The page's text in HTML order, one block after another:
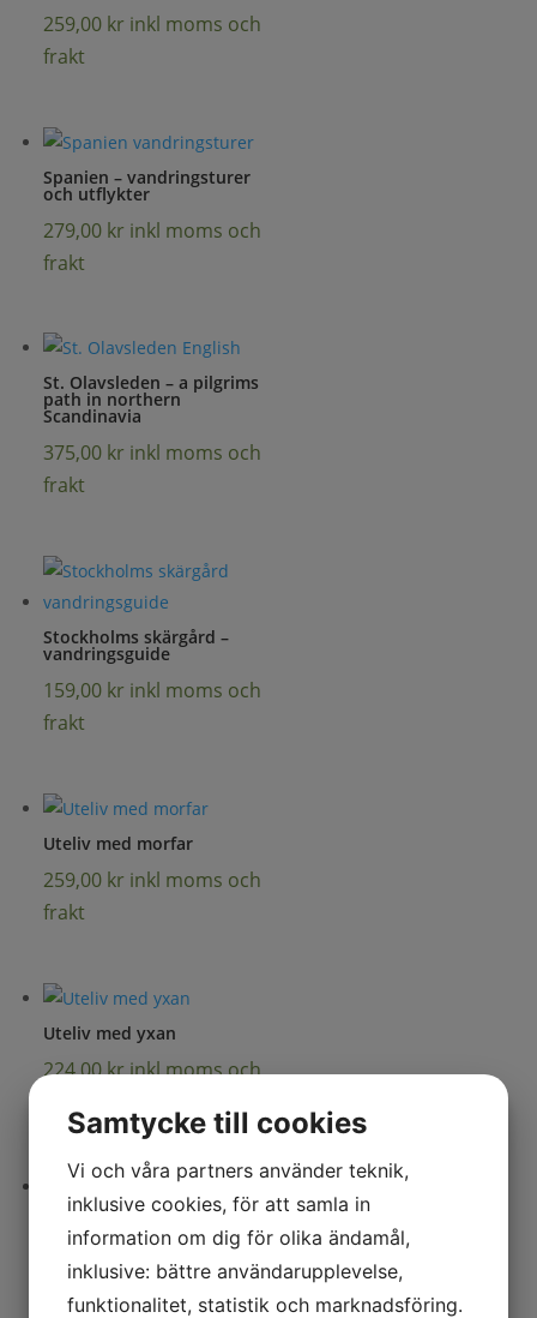
259,00 kr inkl moms och
frakt
Spanien – vandringsturer
och utflykter
279,00 kr inkl moms och
frakt
St. Olavsleden – a pilgrims
path in northern
Scandinavia
375,00 kr inkl moms och
frakt
Stockholms skärgård –
vandringsguide
159,00 kr inkl moms och
frakt
Uteliv med morfar
259,00 kr inkl moms och
frakt
Uteliv med yxan
224,00krinkl moms och
Uteliv och överlevnad
289,00 kr
inkl moms och
frakt
Samtycke till cookies
Vi och våra partners använder teknik,
inklusive cookies, för att samla in
information om dig för olika ändamål,
inklusive: bättre användarupplevelse,
funktionalitet, statistik och marknadsföring.